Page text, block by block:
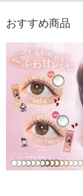
おすすめ商品